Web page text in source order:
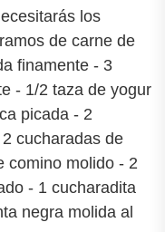
los
de carne de
finamente - 3
- 1/2 taza de yogur
picada - 2
cucharadas de
comino molido - 2
- 1 cucharadita
negra molida al